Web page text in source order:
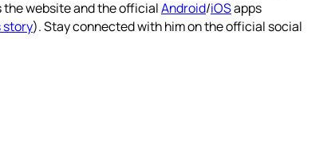
the website and the officialAndroid/iOSapps
story). Stay connected with him on the official social